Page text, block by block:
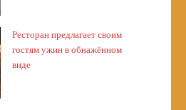
Ресторан предлагает своим
гостям ужин в обнажённом
виде